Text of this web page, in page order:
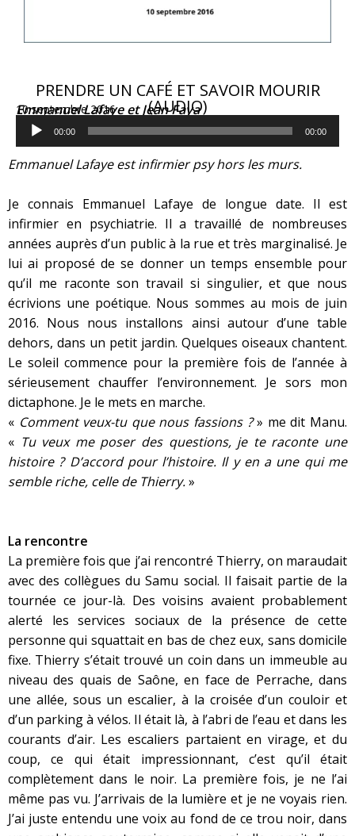
PRENDRE UN CAFÉ ET SAVOIR MOURIR
(AUDIO)
Emmanuel Lafaye et Jean Faya
10 septembre 2016
Lecteur
audio 00:00 00:00
Emmanuel Lafaye est infirmier psy hors les murs.
Je connais Emmanuel Lafaye de longue date. Il est
infirmier en psychiatrie. Il a travaillé de nombreuses
années auprès d’un public à la rue et très marginalisé. Je
lui ai proposé de se donner un temps ensemble pour
qu’il me raconte son travail si singulier, et que nous
écrivions une poétique. Nous sommes au mois de juin
2016. Nous nous installons ainsi autour d’une table
dehors, dans un petit jardin. Quelques oiseaux chantent.
Le soleil commence pour la première fois de l’année à
sérieusement chauffer l’environnement. Je sors mon
dictaphone. Je le mets en marche.
« Comment veux-tu que nous fassions ?» me dit Manu.
« Tu veux me poser des questions, je te raconte une
histoire ? D’accord pour l’histoire. Il y en a une qui me
semble riche, celle de Thierry.»
La rencontre
La première fois que j’ai rencontré Thierry, on maraudait
avec des collègues du Samu social. Il faisait partie de la
tournée ce jour-là. Des voisins avaient probablement
alerté les services sociaux de la présence de cette
personne qui squattait en bas de chez eux, sans domicile
fixe. Thierry s’était trouvé un coin dans un immeuble au
niveau des quais de Saône, en face de Perrache, dans
une allée, sous un escalier, à la croisée d’un couloir et
d’un parking à vélos. Il était là, à l’abri de l’eau et dans les
courants d’air. Les escaliers partaient en virage, et du
coup, ce qui était impressionnant, c’est qu’il était
complètement dans le noir. La première fois, je ne l’ai
même pas vu. J’arrivais de la lumière et je ne voyais rien.
J’ai juste entendu une voix au fond de ce trou noir, dans